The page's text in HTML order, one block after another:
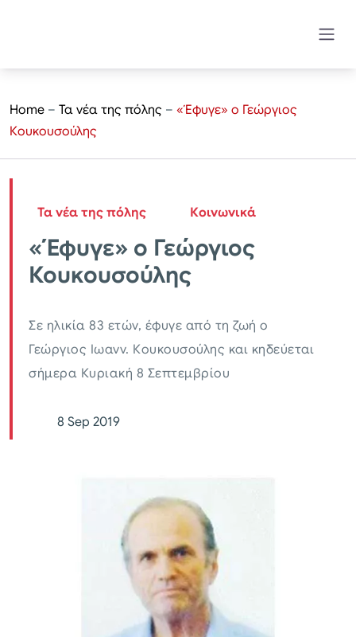
Home – Τα νέα της πόλης – «Έφυγε» ο Γεώργιος
Κουκουσούλης
Τα νέα της πόλης Κοινωνικά
«Έφυγε» ο Γεώργιος
Κουκουσούλης
Σε ηλικία 83 ετών, έφυγε από τη ζωή ο
Γεώργιος Ιωανν. Κουκουσούλης και κηδεύεται
σήμερα Κυριακή 8 Σεπτεμβρίου
8 Sep 2019